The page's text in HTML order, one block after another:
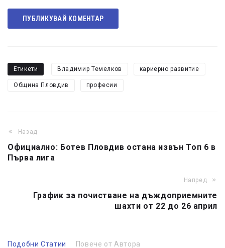
ПУБЛИКУВАЙ КОМЕНТАР
Етикети Владимир Темелков кариерно развитие
Община Пловдив професии
Назад
Официално: Ботев Пловдив остана извън Топ 6 в
Първа лига
Напред
График за почистване на дъждоприемните
шахти от 22 до 26 април
Подобни Статии Повече от Автора